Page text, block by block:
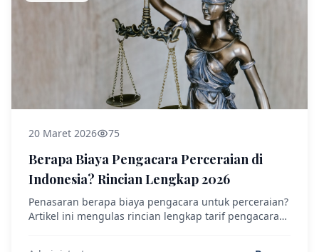
20 Maret 2026 75
Berapa Biaya Pengacara Perceraian di
Indonesia? Rincian Lengkap 2026
Penasaran berapa biaya pengacara untuk perceraian?
Artikel ini mengulas rincian lengkap tarif pengacara